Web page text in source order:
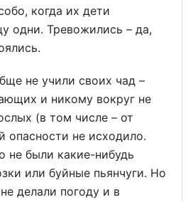
когда их дети
одни. Тревожились – да,
не учили своих чад –
и никому вокруг не
(в том числе – от
опасности не исходило.
не были какие-нибудь
или буйные пьянчуги. Но
делали погоду и в